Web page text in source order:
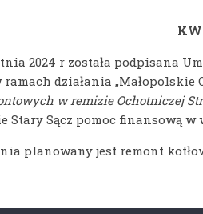
2024 r została podpisana
działania „Małopolskie
w remizie Ochotniczej
Stary Sącz pomoc finansową w
planowany jest remont